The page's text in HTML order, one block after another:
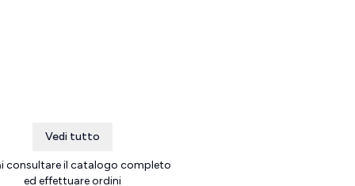
Vedi tutto
consultare il catalogo completo
ed effettuare ordini